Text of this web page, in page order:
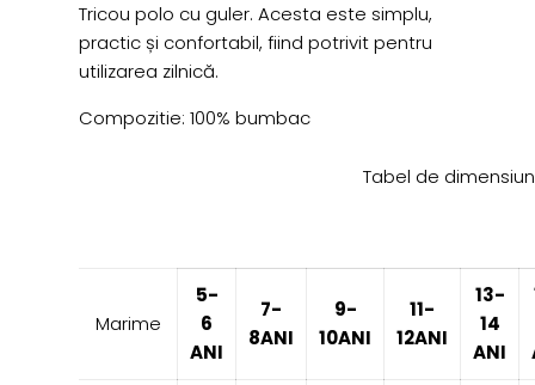
Tricou polo cu guler. Acesta este simplu,
practic și confortabil, fiind potrivit pentru
utilizarea zilnică.
Compozitie: 100% bumbac
Tabel de
Marime
5-
6
ANI
7-
8ANI
9-
10ANI
11-
12ANI
13-
14
ANI